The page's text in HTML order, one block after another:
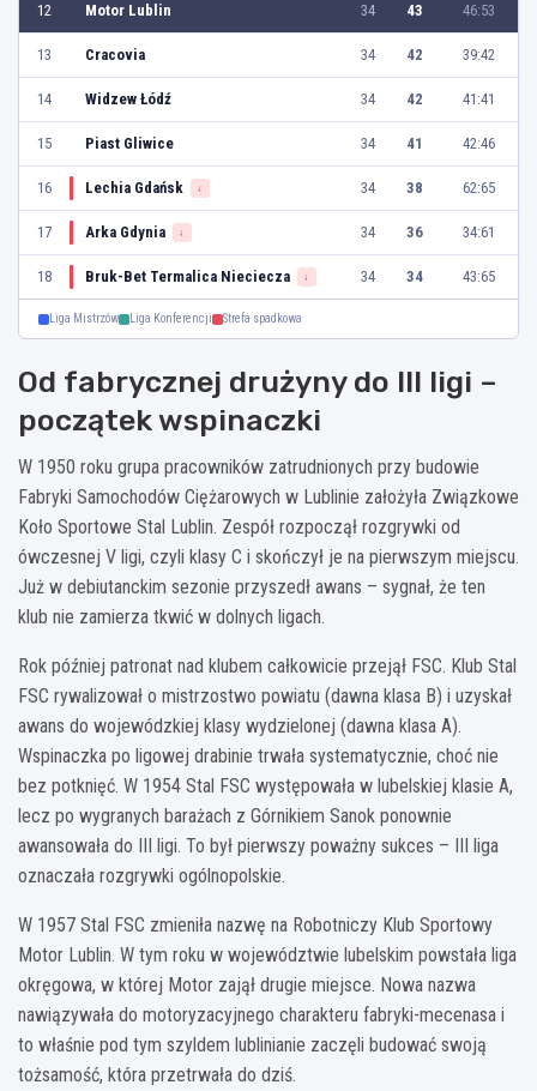
12 Motor Lublin 34 43 46:53
13 Cracovia 34 42 39:42
14 Widzew Łódź 34 42 41:41
15 Piast Gliwice 34 41 42:46
16 Lechia Gdańsk ↓ 34 38 62:65
17 Arka Gdynia ↓ 34 36 34:61
18 Bruk-Bet Termalica Nieciecza ↓ 34 34 43:65
Liga Mistrzów Liga Konferencji Strefa spadkowa
Od fabrycznej drużyny do III ligi –
początek wspinaczki
W 1950 roku grupa pracowników zatrudnionych przy budowie
Fabryki Samochodów Ciężarowych w Lublinie założyła Związkowe
Koło Sportowe Stal Lublin. Zespół rozpoczął rozgrywki od
ówczesnej V ligi, czyli klasy C i skończył je na pierwszym miejscu.
Już w debiutanckim sezonie przyszedł awans – sygnał, że ten
klub nie zamierza tkwić w dolnych ligach.
Rok później patronat nad klubem całkowicie przejął FSC. Klub Stal
FSC rywalizował o mistrzostwo powiatu (dawna klasa B) i uzyskał
awans do wojewódzkiej klasy wydzielonej (dawna klasa A).
Wspinaczka po ligowej drabinie trwała systematycznie, choć nie
bez potknięć. W 1954 Stal FSC występowała w lubelskiej klasie A,
lecz po wygranych barażach z Górnikiem Sanok ponownie
awansowała do III ligi. To był pierwszy poważny sukces – III liga
oznaczała rozgrywki ogólnopolskie.
W 1957 Stal FSC zmieniła nazwę na Robotniczy Klub Sportowy
Motor Lublin. W tym roku w województwie lubelskim powstała liga
okręgowa, w której Motor zajął drugie miejsce. Nowa nazwa
nawiązywała do motoryzacyjnego charakteru fabryki-mecenasa i
to właśnie pod tym szyldem lublinianie zaczęli budować swoją
tożsamość, która przetrwała do dziś.